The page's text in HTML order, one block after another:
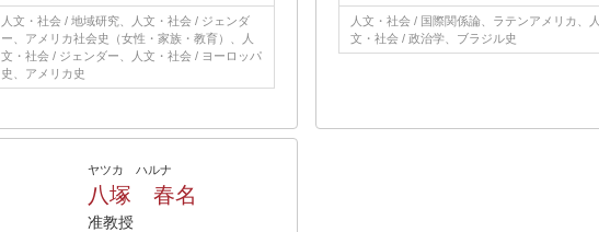
人文・社会 / 地域研究、人文・社会 / ジェンダ
ー、アメリカ社会史（女性・家族・教育）、人
文・社会 / ジェンダー、人文・社会 / ヨーロッパ
史、アメリカ史
人文・社会 / 国際関係論、ラテンアメリカ、人
文・社会 / 政治学、ブラジル史
ヤツカ ハルナ
八塚 春名
准教授